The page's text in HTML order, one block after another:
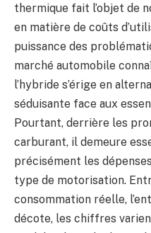
thermique fait l’objet de
en matière de coûts
puissance des
marché automobile
l’hybride s’érige en
séduisante face aux
Pourtant, derrière les
carburant, il demeure
précisément les
type de motorisation.
consommation réelle,
décote, les chiffres